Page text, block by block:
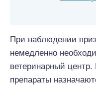
При наблюдении
немедленно
ветеринарный
препараты